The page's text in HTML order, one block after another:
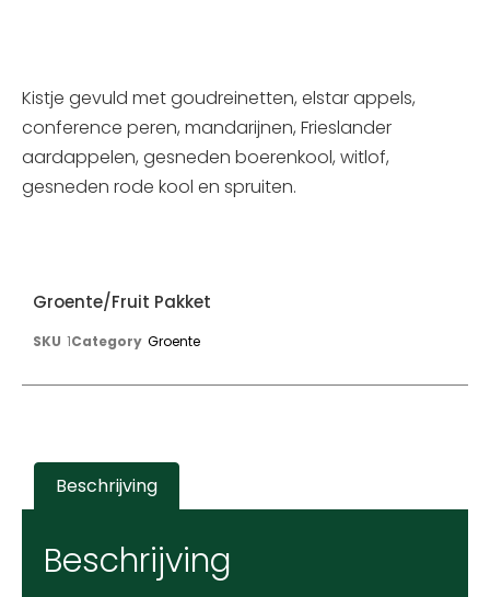
Kistje gevuld met goudreinetten, elstar appels,
conference peren, mandarijnen, Frieslander
aardappelen, gesneden boerenkool, witlof,
gesneden rode kool en spruiten.
Groente/fruit Pakket
SKU 1Category Groente
Beschrijving
Beschrijving